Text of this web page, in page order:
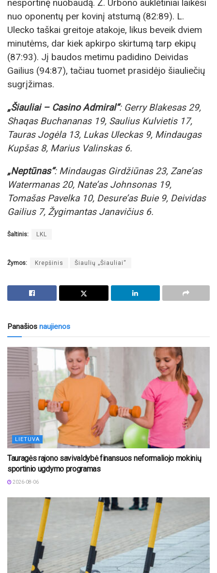
nesportinę nuobaudą. Ž. Urbono auklėtiniai laikėsi
nuo oponentų per kovinį atstumą (82:89). L.
Ulecko taškai greitoje atakoje, likus beveik dviem
minutėms, dar kiek apkirpo skirtumą tarp ekipų
(87:93). Jį baudos metimu padidino Deividas
Gailius (94:87), tačiau tuomet prasidėjo šiauliečių
sugrįžimas.
„Šiauliai – Casino Admiral“: Gerry Blakesas 29,
Shaqas Buchananas 19, Saulius Kulvietis 17,
Tauras Jogėla 13, Lukas Uleckas 9, Mindaugas
Kupšas 8, Marius Valinskas 6.
„Neptūnas“: Mindaugas Girdžiūnas 23, Zane’as
Watermanas 20, Nate’as Johnsonas 19,
Tomašas Pavelka 10, Desure’as Buie 9, Deividas
Gailius 7, Žygimantas Janavičius 6.
Šaltinis: LKL
Žymos: Krepšinis Šiaulių „Šiauliai“
Panašios naujienos
LIETUVA
Tauragės rajono savivaldybė finansuos neformaliojo mokinių
sportinio ugdymo programas
2026-08-06